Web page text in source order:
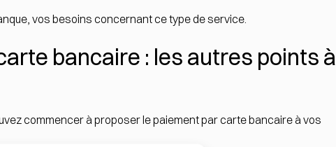
vos besoins concernant ce type de service.
bancaire : les autres points à
commencer à proposer le paiement par carte bancaire à vos